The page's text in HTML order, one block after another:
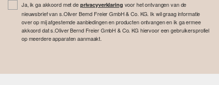
Ja, ik ga akkoord met de privacyverklaring voor het ontvangen van de
nieuwsbrief van s.Oliver Bernd Freier GmbH & Co. KG. Ik wil graag informatie
over op mij afgestemde aanbiedingen en producten ontvangen en ik ga ermee
akkoord dat s.Oliver Bernd Freier GmbH & Co. KG hiervoor een gebruikersprofiel
op meerdere apparaten aanmaakt.